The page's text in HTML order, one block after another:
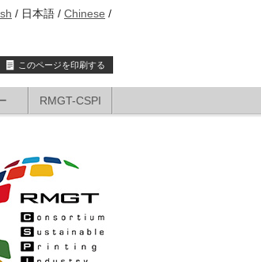
日本語 Chinese
このページを印刷する
RMGT-CSPI